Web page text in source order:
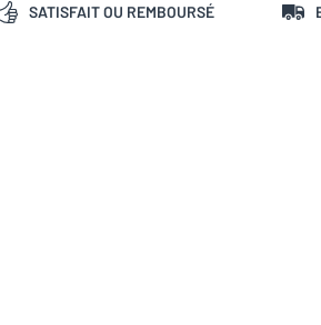
SATISFAIT OU REMBOURSÉ